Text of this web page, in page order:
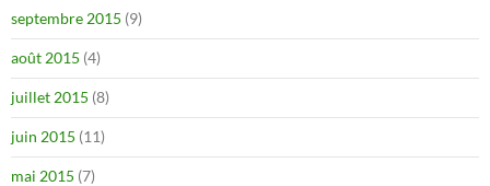
septembre 2015 (9)
août 2015 (4)
juillet 2015 (8)
juin 2015 (11)
mai 2015 (7)